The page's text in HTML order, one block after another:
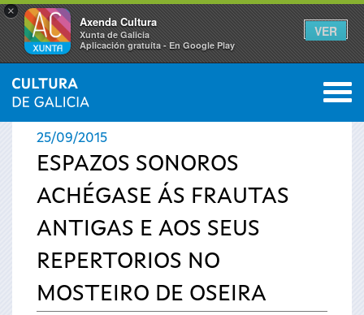
×
Axenda Cultura
Xunta de Galicia
Aplicación gratuíta - En Google Play
VER
Vostede
está
aquí
INICIO › ACTUALIDADE 0
25/09/2015
ESPAZOS SONOROS
ACHÉGASE ÁS FRAUTAS
ANTIGAS E AOS SEUS
REPERTORIOS NO
MOSTEIRO DE OSEIRA